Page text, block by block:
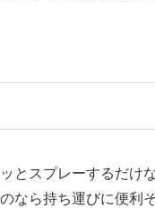
とスプレーするだけ
なら持ち運びに便利